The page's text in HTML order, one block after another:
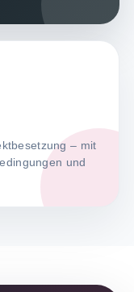
– mit
und